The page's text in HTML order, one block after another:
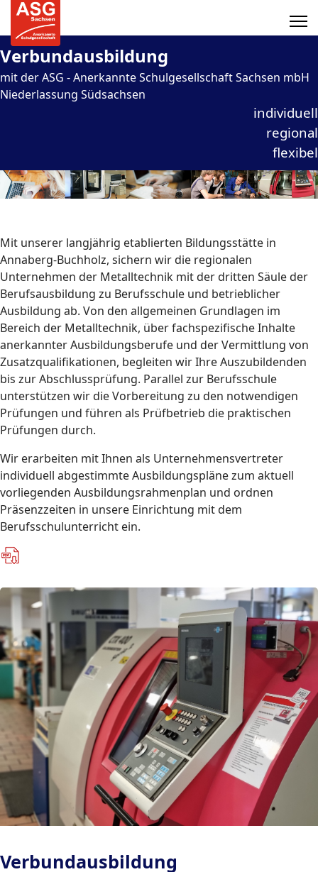
Verbundausbildung
mit der ASG - Anerkannte Schulgesellschaft Sachsen mbH
Niederlassung Südsachsen
individuell
regional
flexibel
Mit unserer langjährig etablierten Bildungsstätte in
Annaberg-Buchholz, sichern wir die regionalen
Unternehmen der Metalltechnik mit der dritten Säule der
Berufsausbildung zu Berufsschule und betrieblicher
Ausbildung ab. Von den allgemeinen Grundlagen im
Bereich der Metalltechnik, über fachspezifische Inhalte
anerkannter Ausbildungsberufe und der Vermittlung von
Zusatzqualifikationen, begleiten wir Ihre Auszubildenden
bis zur Abschlussprüfung. Parallel zur Berufsschule
unterstützen wir die Vorbereitung zu den notwendigen
Prüfungen und führen als Prüfbetrieb die praktischen
Prüfungen durch.
Wir erarbeiten mit Ihnen als Unternehmensvertreter
individuell abgestimmte Ausbildungspläne zum aktuell
vorliegenden Ausbildungsrahmenplan und ordnen
Präsenzzeiten in unsere Einrichtung mit dem
Berufsschulunterricht ein.
Verbundausbildung